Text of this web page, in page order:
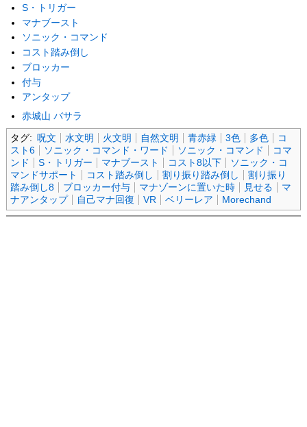
S・トリガー
マナブースト
ソニック・コマンド
コスト踏み倒し
ブロッカー
付与
アンタップ
赤城山 バサラ
タグ: 呪文 水文明 火文明 自然文明 青赤緑 3色 多色
コ
スト6
ソニック・コマンド・ワード ソニック・コマンド
コマ
ンド
S・トリガー マナブースト コスト8以下
ソニック・コ
マンドサポート
コスト踏み倒し 割り振り踏み倒し
割り振り
踏み倒し8
ブロッカー付与 マナゾーンに置いた時 見せる
マ
ナアンタップ
自己マナ回復 VR ベリーレア Morechand